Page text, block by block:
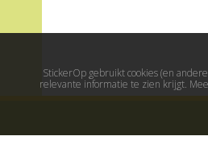
StickerOp gebruikt cookies (en
relevante informatie te zien krijgt.